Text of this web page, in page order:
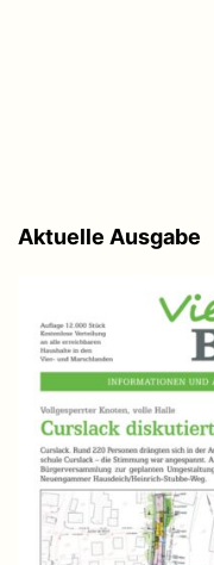
Aktuelle Ausgabe